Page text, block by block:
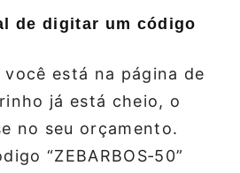
de digitar um código
você está na página de
já está cheio, o
no seu orçamento.
“ZEBARBOS‑50”